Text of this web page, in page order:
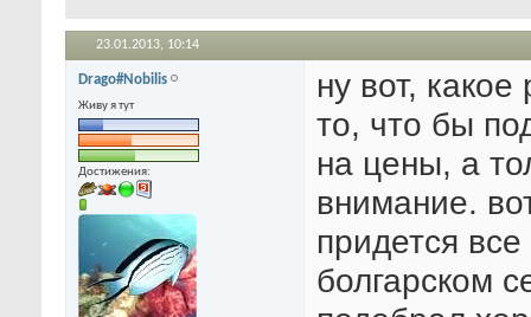
23.01.2013, 10:14
Drago#Nobilis
Живу я тут
Достижения:
ну вот,
то, что бы
на цены, а
внимание.
придется
болгарском